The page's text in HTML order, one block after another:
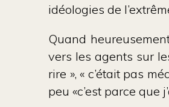
idéologies de
Quand
vers les agents sur
rire », « c’était pas
peu «c’est parce que